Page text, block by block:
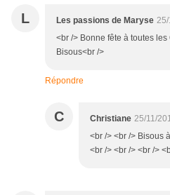
L Les passions de Maryse 25/
<br /> Bonne fête à toutes
Bisous<br />
Répondre
C Christiane 25/11/
<br /> <br /> Bisous
<br /> <br /> <br />